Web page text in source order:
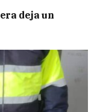
deja un